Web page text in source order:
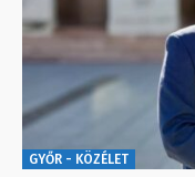
GYŐR - KÖZÉLET